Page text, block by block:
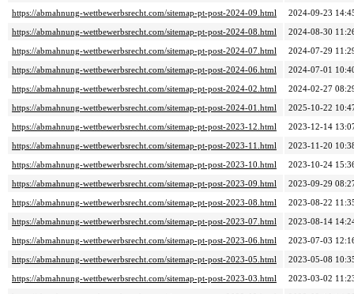
https://abmahnung-wettbewerbsrecht.com/sitemap-pt-post-2024-09.html
2024-09-23
https://abmahnung-wettbewerbsrecht.com/sitemap-pt-post-2024-08.html
2024-08-30
https://abmahnung-wettbewerbsrecht.com/sitemap-pt-post-2024-07.html
2024-07-29
https://abmahnung-wettbewerbsrecht.com/sitemap-pt-post-2024-06.html
2024-07-01
https://abmahnung-wettbewerbsrecht.com/sitemap-pt-post-2024-02.html
2024-02-27
https://abmahnung-wettbewerbsrecht.com/sitemap-pt-post-2024-01.html
2025-10-22
https://abmahnung-wettbewerbsrecht.com/sitemap-pt-post-2023-12.html
2023-12-14
https://abmahnung-wettbewerbsrecht.com/sitemap-pt-post-2023-11.html
2023-11-20
https://abmahnung-wettbewerbsrecht.com/sitemap-pt-post-2023-10.html
2023-10-24
https://abmahnung-wettbewerbsrecht.com/sitemap-pt-post-2023-09.html
2023-09-29
https://abmahnung-wettbewerbsrecht.com/sitemap-pt-post-2023-08.html
2023-08-22
https://abmahnung-wettbewerbsrecht.com/sitemap-pt-post-2023-07.html
2023-08-14
https://abmahnung-wettbewerbsrecht.com/sitemap-pt-post-2023-06.html
2023-07-03
https://abmahnung-wettbewerbsrecht.com/sitemap-pt-post-2023-05.html
2023-05-08
https://abmahnung-wettbewerbsrecht.com/sitemap-pt-post-2023-03.html
2023-03-02